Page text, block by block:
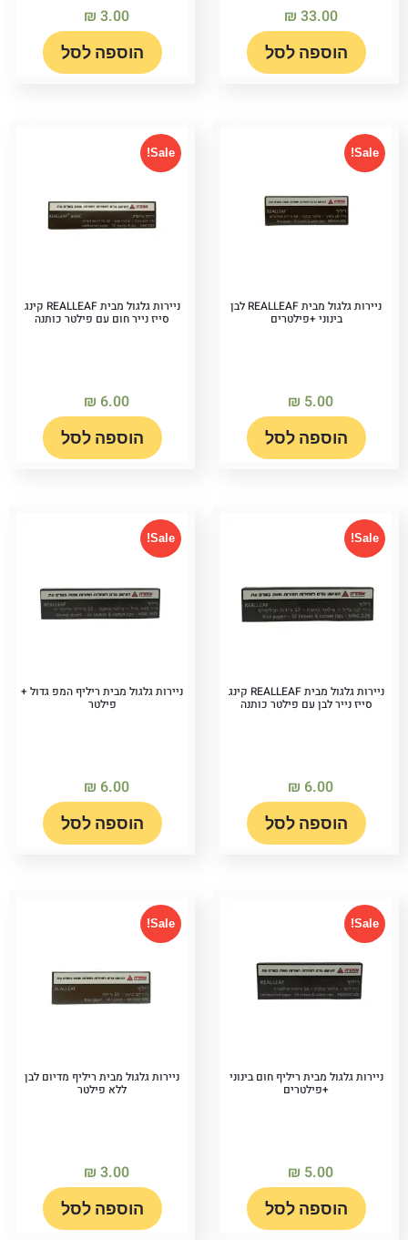
₪ 33.00
הוספה לסל
₪ 3.00
הוספה לסל
Sale!
ניירות גלגול מבית REALLEAF לבן
בינוני +פילטרים
₪ 5.00
הוספה לסל
Sale!
ניירות גלגול מבית REALLEAF קינג
סייז נייר חום עם פילטר כותנה
₪ 6.00
הוספה לסל
Sale!
ניירות גלגול מבית REALLEAF קינג
סייז נייר לבן עם פילטר כותנה
₪ 6.00
הוספה לסל
Sale!
ניירות גלגול מבית ריליף המפ גדול +
פילטר
₪ 6.00
הוספה לסל
Sale!
ניירות גלגול מבית ריליף חום בינוני
+פילטרים
₪ 5.00
הוספה לסל
Sale!
ניירות גלגול מבית ריליף מדיום לבן
ללא פילטר
₪ 3.00
הוספה לסל